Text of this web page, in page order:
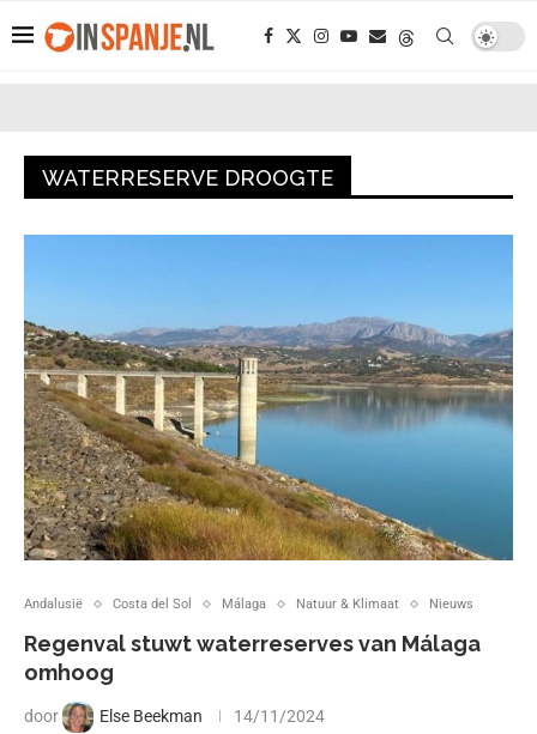
WATERRESERVE DROOGTE
Andalusië Costa del Sol Málaga Natuur & Klimaat Nieuws
Regenval stuwt waterreserves van Málaga
omhoog
door Else Beekman 14/11/2024